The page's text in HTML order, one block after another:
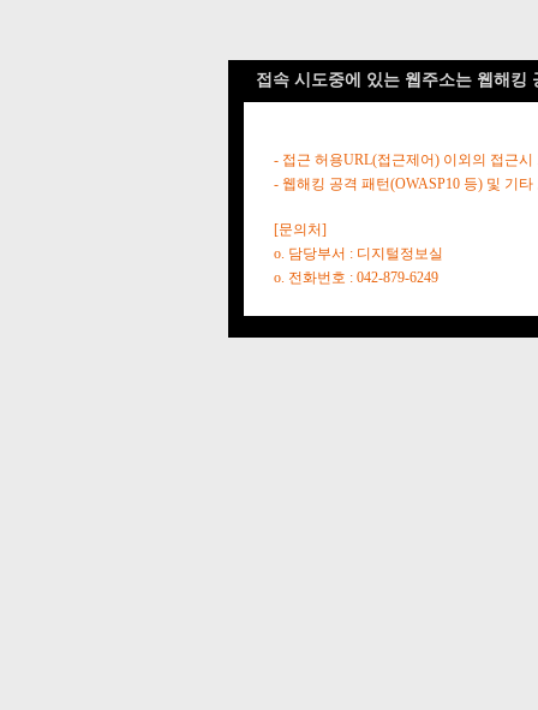
접속 시도중에 있는 웹주소는 웹해킹
- 접근 허용URL(접근제어) 이외의 접근시
- 웹해킹 공격 패턴(OWASP10 등) 및 기
[문의처]
o. 담당부서 : 디지털정보실
o. 전화번호 : 042-879-6249